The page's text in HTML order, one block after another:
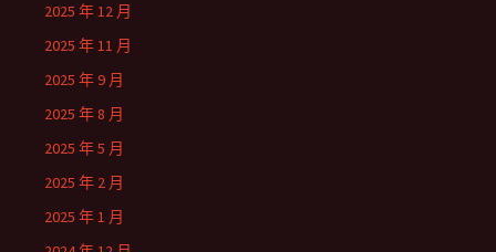
2025 年 12 月
2025 年 11 月
2025 年 9 月
2025 年 8 月
2025 年 5 月
2025 年 2 月
2025 年 1 月